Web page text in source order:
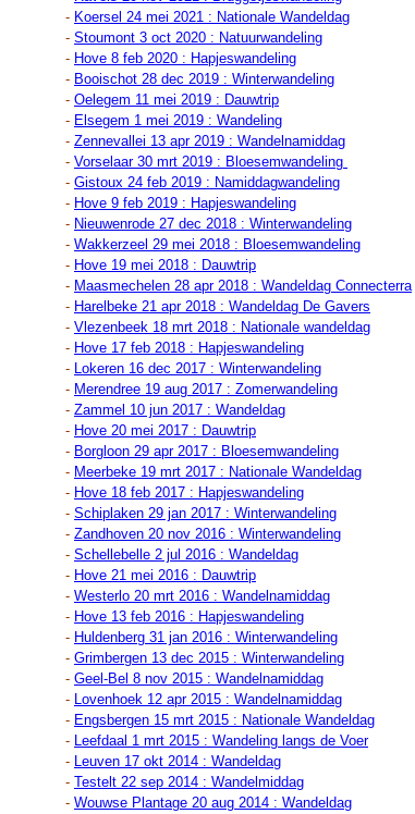
- Koersel 24 mei 2021 : Nationale Wandeldag
- Stoumont 3 oct 2020 : Natuurwandeling
- Hove 8 feb 2020 : Hapjeswandeling
- Booischot 28 dec 2019 : Winterwandeling
- Oelegem 11 mei 2019 : Dauwtrip
- Elsegem 1 mei 2019 : Wandeling
- Zennevallei 13 apr 2019 : Wandelnamiddag
- Vorselaar 30 mrt 2019 : Bloesemwandeling
- Gistoux 24 feb 2019 : Namiddagwandeling
- Hove 9 feb 2019 : Hapjeswandeling
- Nieuwenrode 27 dec 2018 : Winterwandeling
- Wakkerzeel 29 mei 2018 : Bloesemwandeling
- Hove 19 mei 2018 : Dauwtrip
- Maasmechelen 28 apr 2018 : Wandeldag Connecterra
- Harelbeke 21 apr 2018 : Wandeldag De Gavers
- Vlezenbeek 18 mrt 2018 : Nationale wandeldag
- Hove 17 feb 2018 : Hapjeswandeling
- Lokeren 16 dec 2017 : Winterwandeling
- Merendree 19 aug 2017 : Zomerwandeling
- Zammel 10 jun 2017 : Wandeldag
- Hove 20 mei 2017 : Dauwtrip
- Borgloon 29 apr 2017 : Bloesemwandeling
- Meerbeke 19 mrt 2017 : Nationale Wandeldag
- Hove 18 feb 2017 : Hapjeswandeling
- Schiplaken 29 jan 2017 : Winterwandeling
- Zandhoven 20 nov 2016 : Winterwandeling
- Schellebelle 2 jul 2016 : Wandeldag
- Hove 21 mei 2016 : Dauwtrip
- Westerlo 20 mrt 2016 : Wandelnamiddag
- Hove 13 feb 2016 : Hapjeswandeling
- Huldenberg 31 jan 2016 : Winterwandeling
- Grimbergen 13 dec 2015 : Winterwandeling
- Geel-Bel 8 nov 2015 : Wandelnamiddag
- Lovenhoek 12 apr 2015 : Wandelnamiddag
- Engsbergen 15 mrt 2015 : Nationale Wandeldag
- Leefdaal 1 mrt 2015 : Wandeling langs de Voer
- Leuven 17 okt 2014 : Wandeldag
- Testelt 22 sep 2014 : Wandelmiddag
- Wouwse Plantage 20 aug 2014 : Wandeldag